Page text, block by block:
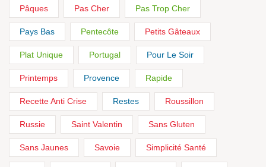
Pâques Pas Cher Pas Trop Cher
Pays Bas Pentecôte Petits Gâteaux
Plat Unique Portugal Pour Le Soir
Printemps Provence Rapide
Recette Anti Crise Restes Roussillon
Russie Saint Valentin Sans Gluten
Sans Jaunes Savoie Simplicité Santé